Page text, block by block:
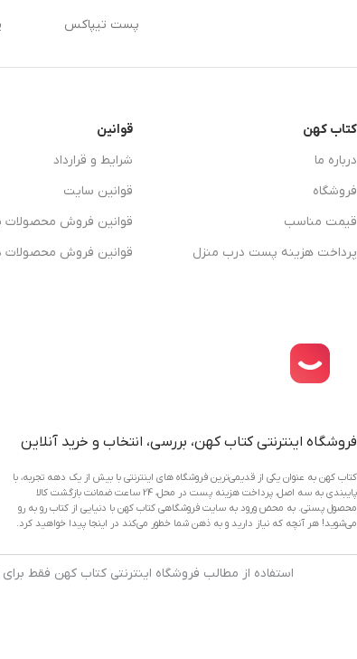
پست تیپاکس
کتاب کهن
درباره ما
فروشگاه
قیمت مناسب
پرداخت هزینه پست درب منزل
قوانین
شرایط و قرارداد
قوانین سایت
قوانین فروش محصولات
قوانین فروش محصولات
فروشگاه اینترنتی کتاب کهن، بررسی، انتخاب و خرید آنلاین
کتاب کهن به عنوان یکی از قدیمی‌ترین فروشگاه های اینترنتی با بیش از یک دهه تجربه، با
پایبندی به سه اصل، پرداخت هزینه پست در محل، 24 ساعت ضمانت بازگشت کالا
محصول پستی. به محض ورود به سایت فروشگاهی کتاب کهن با دنیایی از کتاب رو به رو
می‌شوید! هر آنچه که نیاز دارید و به ذهن شما خطور می‌کند در اینجا پیدا خواهید کرد.
استفاده از مطالب فروشگاه اینترنتی کتاب کهن فقط